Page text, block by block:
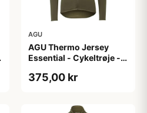
AGU
AGU Thermo Jersey
Essential - Cykeltrøje -
L
375,00 kr